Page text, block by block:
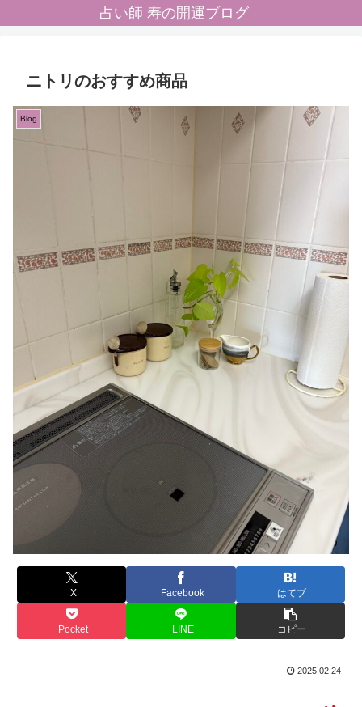
占い師 寿の開運ブログ
ニトリのおすすめ商品
Blog
X Facebook はてブ
Pocket LINE コピー
2025.02.24